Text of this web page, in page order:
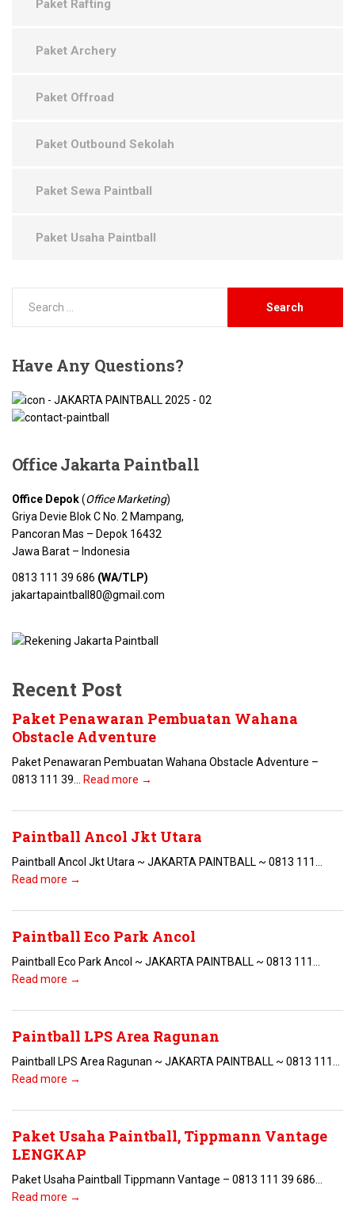
Paket Rafting
Paket Archery
Paket Offroad
Paket Outbound Sekolah
Paket Sewa Paintball
Paket Usaha Paintball
HaveAny Questions?
Office JakartaPaintball
Office Depok(Office Marketing)
Griya Devie Blok C No. 2 Mampang,
Pancoran Mas – Depok 16432
Jawa Barat – Indonesia
0813 111 39 686 (WA/TLP)
jakartapaintball80@gmail.com
Recent Post
Paket Penawaran Pembuatan Wahana
Obstacle Adventure
Paket Penawaran Pembuatan Wahana Obstacle Adventure –
0813 111 39... Read more →
Paintball Ancol Jkt Utara
Paintball Ancol Jkt Utara ~ JAKARTA PAINTBALL ~ 0813 111...
Read more →
Paintball Eco Park Ancol
Paintball Eco Park Ancol ~ JAKARTA PAINTBALL ~ 0813 111...
Read more →
Paintball LPS Area Ragunan
Paintball LPS Area Ragunan ~ JAKARTA PAINTBALL ~ 0813 111...
Read more →
Paket Usaha Paintball, Tippmann Vantage
LENGKAP
Paket Usaha Paintball Tippmann Vantage – 0813 111 39 686...
Read more →